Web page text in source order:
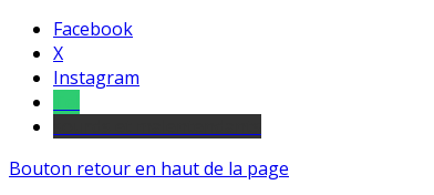
Facebook
X
Instagram
Bouton retour en haut de la page